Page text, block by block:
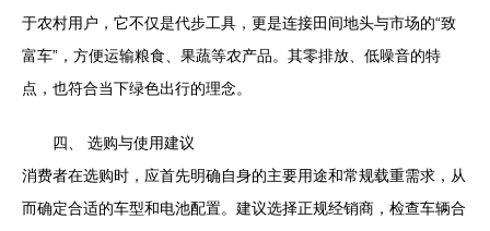
于农村用户，它不仅是代步工具，更是连接田间地头与市场的“致
富车”，方便运输粮食、果蔬等农产品。其零排放、低噪音的特
点，也符合当下绿色出行的理念。
四、 选购与使用建议
消费者在选购时，应首先明确自身的主要用途和常规载重需求，从
而确定合适的车型和电池配置。建议选择正规经销商，检查车辆合